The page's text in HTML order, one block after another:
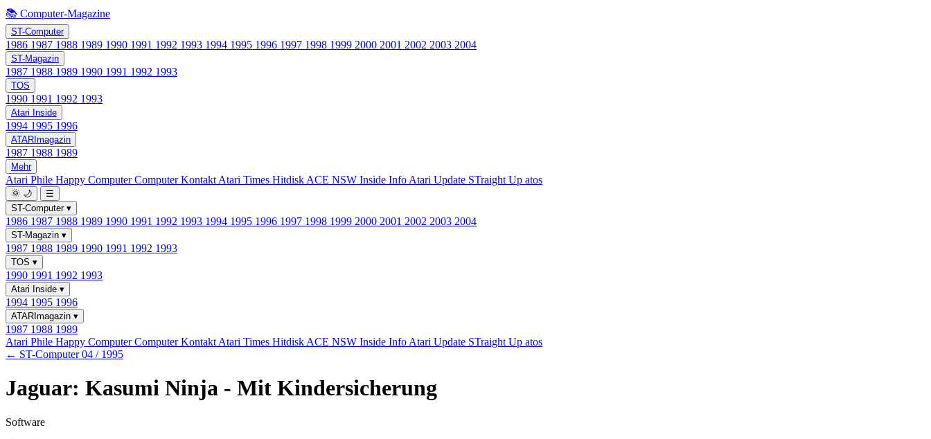
📚 Computer-Magazine
ST-Computer
1986 1987 1988 1989 1990 1991 1992 1993 1994 1995 1996 1997 1998 1999 2000 2001 2002 2003 2004
ST-Magazin
1987 1988 1989 1990 1991 1992 1993
TOS
1990 1991 1992 1993
Atari Inside
1994 1995 1996
ATARImagazin
1987 1988 1989
Mehr
Atari Phile Happy ComputerComputer Kontakt Atari Times Hitdisk ACE NSW Inside Info Atari Update STraight Up atos
🌞 🌙
☰
ST-Computer ▾
1986 1987 1988 1989 1990 1991 1992 1993 1994 1995 1996 1997 1998 1999 2000 2001 2002 2003 2004
ST-Magazin ▾
1987 1988 1989 1990 1991 1992 1993
TOS ▾
1990 1991 1992 1993
Atari Inside ▾
1994 1995 1996
ATARImagazin ▾
1987 1988 1989
Atari Phile Happy ComputerComputer Kontakt Atari Times Hitdisk ACE NSW Inside Info Atari Update STraight Up atos
← ST-Computer 04 / 1995
Jaguar: Kasumi Ninja - Mit Kindersicherung
Software